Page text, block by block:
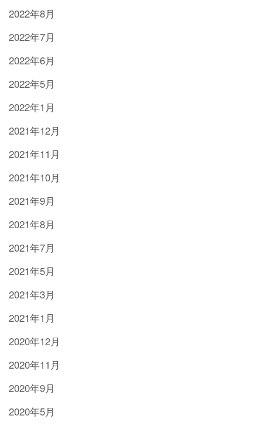
2022年8月
2022年7月
2022年6月
2022年5月
2022年1月
2021年12月
2021年11月
2021年10月
2021年9月
2021年8月
2021年7月
2021年5月
2021年3月
2021年1月
2020年12月
2020年11月
2020年9月
2020年5月